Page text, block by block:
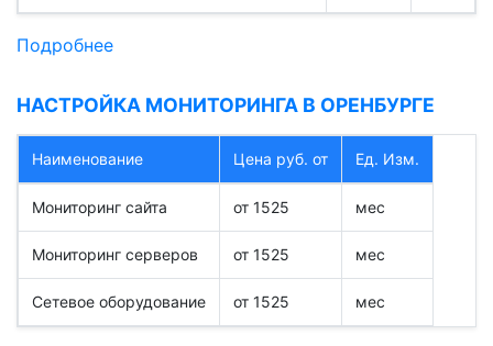
Подробнее
НАСТРОЙКА МОНИТОРИНГА В ОРЕНБУРГЕ
Наименование Цена руб. от Ед. Изм.
Мониторинг сайта от 1525 мес
Мониторинг серверов от 1525 мес
Сетевое оборудование от 1525 мес